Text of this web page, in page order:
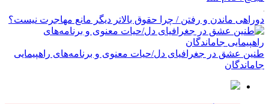
دوراهی ماندن و رفتن / چرا حقوق بالاتر دیگر مانع مهاجرت نیست؟
طنین عشق در جغرافیای دل/حیات معنوی و برنامه‌های راهپیمایی
جاماندگان